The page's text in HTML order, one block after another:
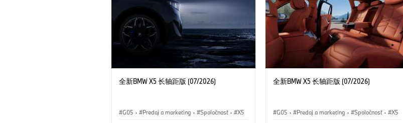
全新BMW X5 长轴距版 (07/2026)
G05 · Predaj a marketing · Spoločnosť · X5
全新BMW X5 长轴距版 (07/2026)
G05 · Predaj a marketing · Spoločnosť · X5